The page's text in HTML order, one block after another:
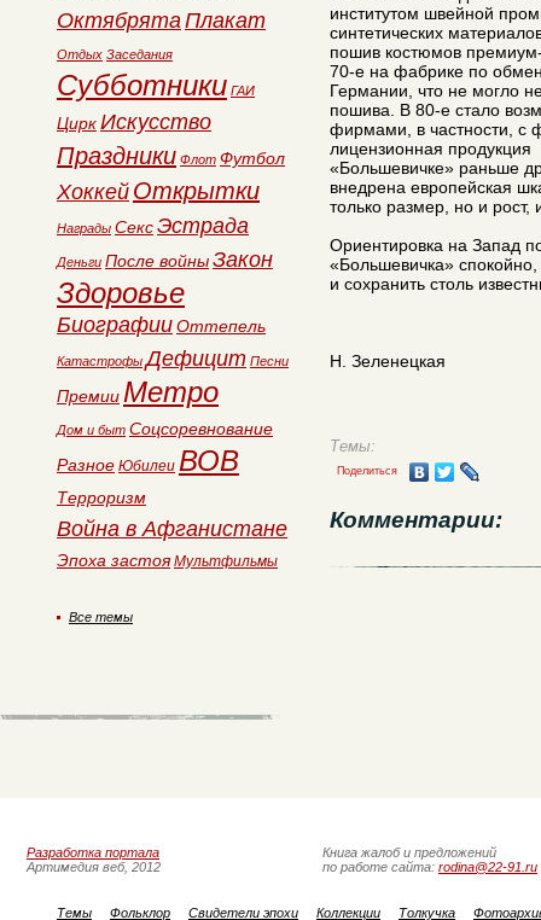
институтом швейной
синтетических
пошив костюмов
70-е на фабрике по
Германии, что не могло
пошива. В 80-е стало
фирмами, в частности, с
лицензионная
«Большевичке» раньше
внедрена европейская
только размер, но и рост,
Ориентировка на Запад
«Большевичка»
и сохранить столь
Н. Зеленецкая
Темы:
Поделиться
Комментарии:
ОктябрятаПлакат
Отдых Заседания
Субботники ГАИ
ЦиркИскусство
Праздники Флот Футбол
Хоккей Открытки
Награды СексЭстрада
Деньги После войныЗакон
Здоровье
БиографииОттепель
Катастрофы Дефицит Песни
Премии Метро
Дом и быт Соцсоревнование
Разное Юбилеи ВОВ
Терроризм
Война в Афганистане
Эпоха застоя Мультфильмы
Все темы
Разработка портала
Артимедия веб, 2012
Книга жалоб и предложений
по работе сайта: rodina@22-91.ru
Темы Фольклор Свидетели эпохи Коллекции Толкучка